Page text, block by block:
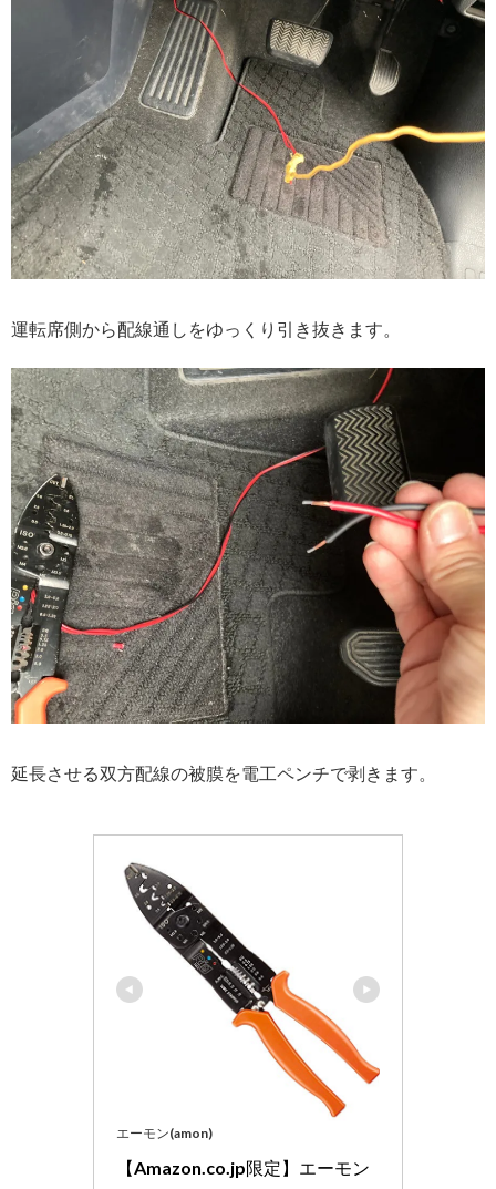
運転席側から配線通しをゆっくり引き抜きます。
延長させる双方配線の被膜を電工ペンチで剥きます。
エーモン(amon)
【Amazon.co.jp限定】エーモン